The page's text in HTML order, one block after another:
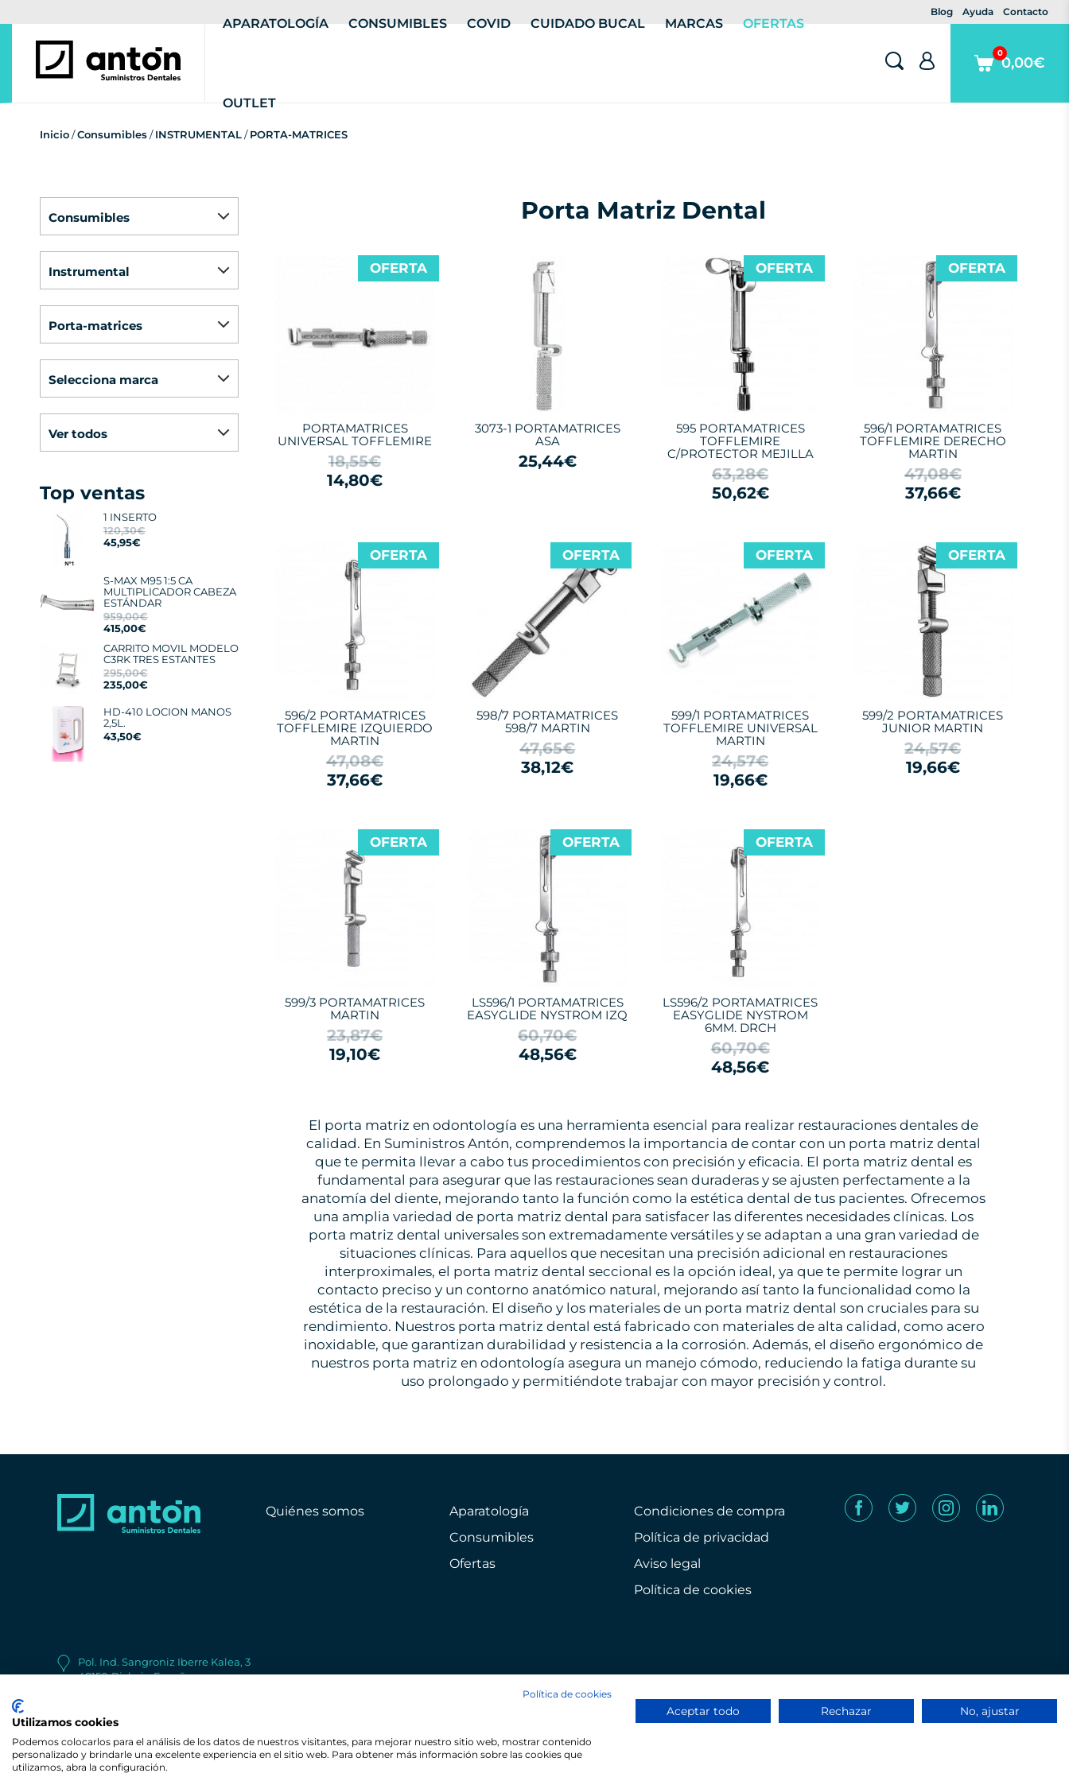
Blog Ayuda Contacto
APARATOLOGÍA CONSUMIBLES COVID CUIDADO BUCAL MARCAS OFERTAS
OUTLET
0,00€
0
Inicio/Consumibles/INSTRUMENTAL/PORTA-MATRICES
consumibles
instrumental
porta-matrices
selecciona marca
ver todos
Top ventas
1 INSERTO
120,30€
45,95€
S-MAX M95 1:5 CA
MULTIPLICADOR CABEZA
ESTÁNDAR
959,00€
415,00€
CARRITO MOVIL MODELO
C3RK TRES ESTANTES
295,00€
235,00€
HD-410 LOCION MANOS
2,5L.
43,50€
Porta Matriz Dental
PORTAMATRICES
UNIVERSAL TOFFLEMIRE
18,55€
14,80€
OFERTA
3073-1 PORTAMATRICES
ASA
25,44€
595 PORTAMATRICES
TOFFLEMIRE
C/PROTECTOR MEJILLA
63,28€
50,62€
OFERTA
596/1 PORTAMATRICES
TOFFLEMIRE DERECHO
MARTIN
47,08€
37,66€
OFERTA
596/2 PORTAMATRICES
TOFFLEMIRE IZQUIERDO
MARTIN
47,08€
37,66€
OFERTA
598/7 PORTAMATRICES
598/7 MARTIN
47,65€
38,12€
OFERTA
599/1 PORTAMATRICES
TOFFLEMIRE UNIVERSAL
MARTIN
24,57€
19,66€
OFERTA
599/2 PORTAMATRICES
JUNIOR MARTIN
24,57€
19,66€
OFERTA
599/3 PORTAMATRICES
MARTIN
23,87€
19,10€
OFERTA
LS596/1 PORTAMATRICES
EASYGLIDE NYSTROM IZQ
60,70€
48,56€
OFERTA
LS596/2 PORTAMATRICES
EASYGLIDE NYSTROM
6MM. DRCH
60,70€
48,56€
OFERTA
El porta matriz en odontología es una herramienta esencial para realizar restauraciones dentales de
calidad. En Suministros Antón, comprendemos la importancia de contar con un porta matriz dental
que te permita llevar a cabo tus procedimientos con precisión y eficacia. El porta matriz dental es
fundamental para asegurar que las restauraciones sean duraderas y se ajusten perfectamente a la
anatomía del diente, mejorando tanto la función como la estética dental de tus pacientes. Ofrecemos
una amplia variedad de porta matriz dental para satisfacer las diferentes necesidades clínicas. Los
porta matriz dental universales son extremadamente versátiles y se adaptan a una gran variedad de
situaciones clínicas. Para aquellos que necesitan una precisión adicional en restauraciones
interproximales, el porta matriz dental seccional es la opción ideal, ya que te permite lograr un
contacto preciso y un contorno anatómico natural, mejorando así tanto la funcionalidad como la
estética de la restauración. El diseño y los materiales de un porta matriz dental son cruciales para su
rendimiento. Nuestros porta matriz dental está fabricado con materiales de alta calidad, como acero
inoxidable, que garantizan durabilidad y resistencia a la corrosión. Además, el diseño ergonómico de
nuestros porta matriz en odontología asegura un manejo cómodo, reduciendo la fatiga durante su
uso prolongado y permitiéndote trabajar con mayor precisión y control.
Quiénes somos
Aparatología
Consumibles
Ofertas
Condiciones de compra
Política de privacidad
Aviso legal
Política de cookies
Pol. Ind. Sangroniz Iberre Kalea, 3
48150 Bizkaia España
© Copyright Antón Suministros Dentales
Política de cookies
Utilizamos cookies
Podemos colocarlos para el análisis de los datos de nuestros visitantes, para mejorar nuestro sitio web, mostrar contenido
personalizado y brindarle una excelente experiencia en el sitio web. Para obtener más información sobre las cookies que
utilizamos, abra la configuración.
Aceptar todo Rechazar No, ajustar